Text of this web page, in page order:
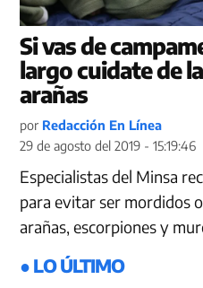
Si vas de
largo cuidate de
arañas
por Redacción En Línea
29 de agosto del 2019 - 15:19:46
Especialistas del Minsa
para evitar ser mordidos
arañas, escorpiones y
● LO ÚLTIMO